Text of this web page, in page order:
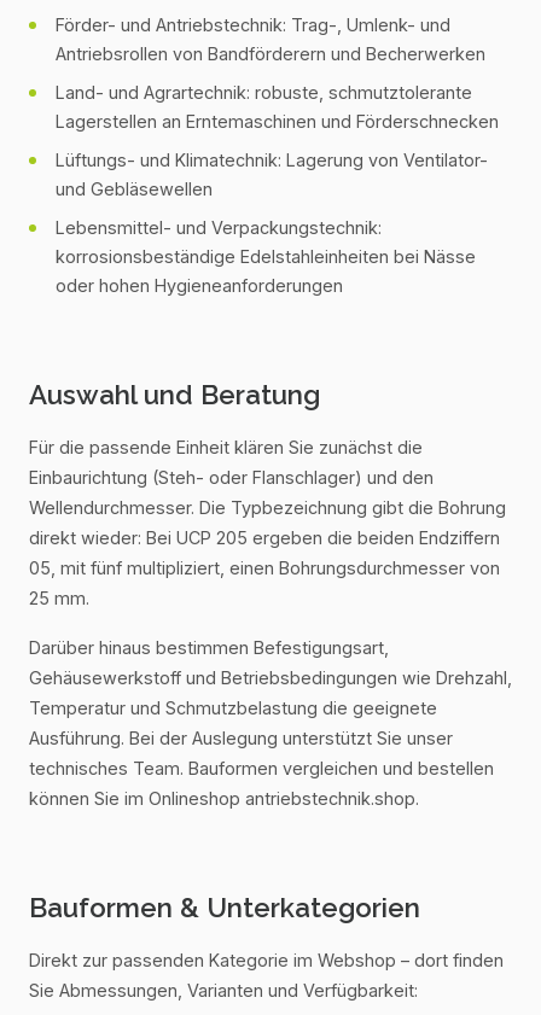
Förder- und Antriebstechnik: Trag-, Umlenk- und
Antriebsrollen von Bandförderern und Becherwerken
Land- und Agrartechnik: robuste, schmutztolerante
Lagerstellen an Erntemaschinen und Förderschnecken
Lüftungs- und Klimatechnik: Lagerung von Ventilator-
und Gebläsewellen
Lebensmittel- und Verpackungstechnik:
korrosionsbeständige Edelstahleinheiten bei Nässe
oder hohen Hygieneanforderungen
Auswahl und Beratung
Für die passende Einheit klären Sie zunächst die
Einbaurichtung (Steh- oder Flanschlager) und den
Wellendurchmesser. Die Typbezeichnung gibt die Bohrung
direkt wieder: Bei UCP 205 ergeben die beiden Endziffern
05, mit fünf multipliziert, einen Bohrungsdurchmesser von
25 mm.
Darüber hinaus bestimmen Befestigungsart,
Gehäusewerkstoff und Betriebsbedingungen wie Drehzahl,
Temperatur und Schmutzbelastung die geeignete
Ausführung. Bei der Auslegung unterstützt Sie unser
technisches Team. Bauformen vergleichen und bestellen
können Sie im Onlineshop antriebstechnik.shop.
Bauformen & Unterkategorien
Direkt zur passenden Kategorie im Webshop – dort finden
Sie Abmessungen, Varianten und Verfügbarkeit: